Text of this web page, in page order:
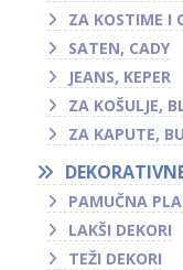
ZA KOSTIME I
SATEN, CADY
JEANS, KEPER
ZA KOŠULJE,
ZA KAPUTE,
PAMUČNA
LAKŠI DEKORI
TEŽI DEKORI